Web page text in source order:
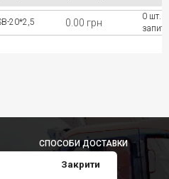
Закрити
20*2,5 0.00 грн
0 шт.
запит
СПОСОБИ ДОСТАВКИ